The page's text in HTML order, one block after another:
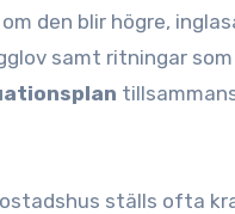
den blir högre,
samt ritningar
ställs ofta